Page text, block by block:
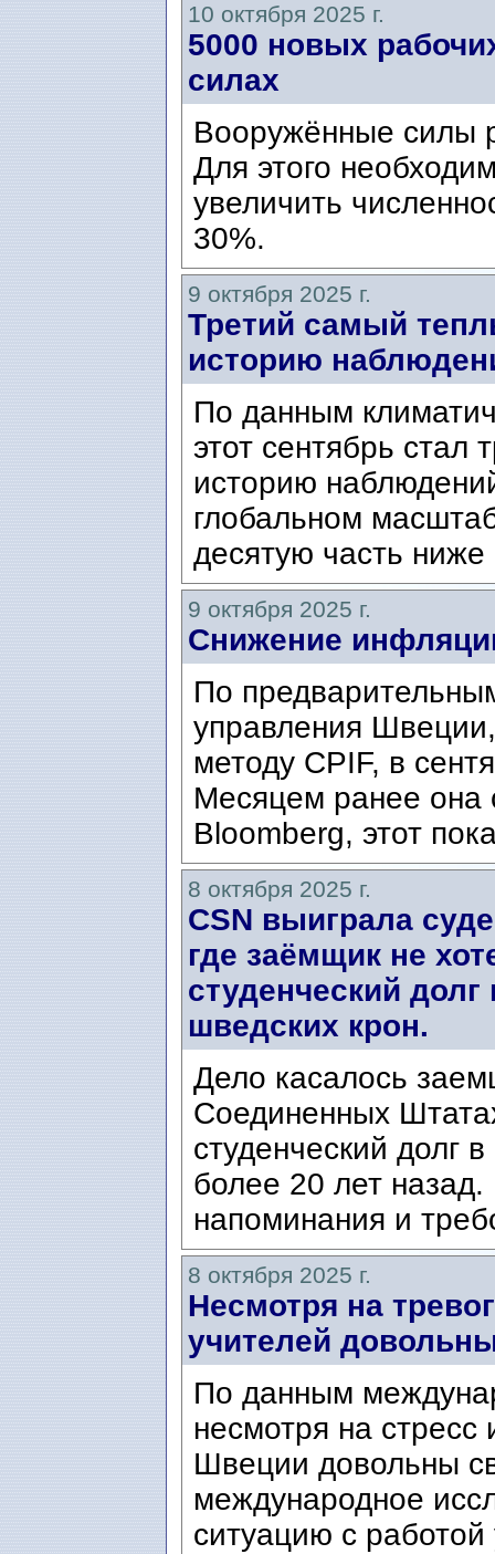
10 октября 2025 г.
5000 новых
силах
Вооружённые силы
Для этого
увеличить
30%.
9 октября 2025 г.
Третий самый
историю
По данным
этот сентябрь
историю
глобальном
десятую часть
9 октября 2025 г.
Снижение
По
управления
методу CPIF, в
Месяцем ранее она
Bloomberg, этот
8 октября 2025 г.
CSN выиграла
где заёмщик не
студенческий
шведских крон.
Дело касалось
Соединенных
студенческий долг
более 20 лет
напоминания и
8 октября 2025 г.
Несмотря на
учителей
По данным
несмотря на
Швеции довольны
международное
ситуацию с